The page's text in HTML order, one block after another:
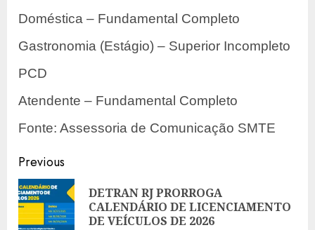
Doméstica – Fundamental Completo
Gastronomia (Estágio) – Superior Incompleto
PCD
Atendente – Fundamental Completo
Fonte: Assessoria de Comunicação SMTE
Post
navigation
Previous
DETRAN RJ PRORROGA
CALENDÁRIO DE LICENCIAMENTO
DE VEÍCULOS DE 2026